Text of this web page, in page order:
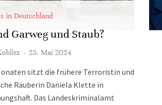
in Deutschland
Garweg und Staub?
· 25. Mai 2024
sitzt die frühere Terroristin und
Räuberin Daniela Klette in
Das Landeskriminalamt